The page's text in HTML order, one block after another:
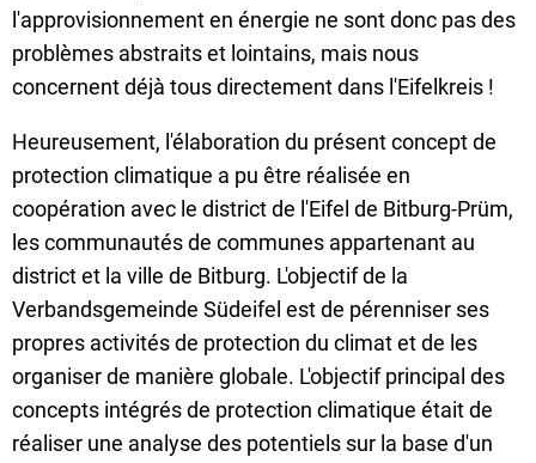
l'approvisionnement en énergie ne sont donc pas des
problèmes abstraits et lointains, mais nous
concernent déjà tous directement dans l'Eifelkreis !
Heureusement, l'élaboration du présent concept de
protection climatique a pu être réalisée en
coopération avec le district de l'Eifel de Bitburg-Prüm,
les communautés de communes appartenant au
district et la ville de Bitburg. L'objectif de la
Verbandsgemeinde Südeifel est de pérenniser ses
propres activités de protection du climat et de les
organiser de manière globale. L'objectif principal des
concepts intégrés de protection climatique était de
réaliser une analyse des potentiels sur la base d'un